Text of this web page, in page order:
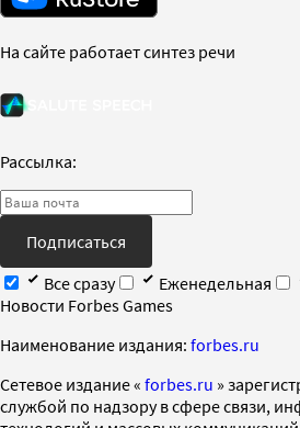
На сайте работает синтез речи
Рассылка:
Подписаться
Все сразу
Еженедельная
Новости Forbes Games
Наименование издания: forbes.ru
Cетевое издание « forbes.ru »
службой по надзору в сфере связи,